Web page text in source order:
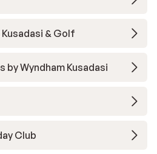
& Golf
by Wyndham Kusadasi
Club